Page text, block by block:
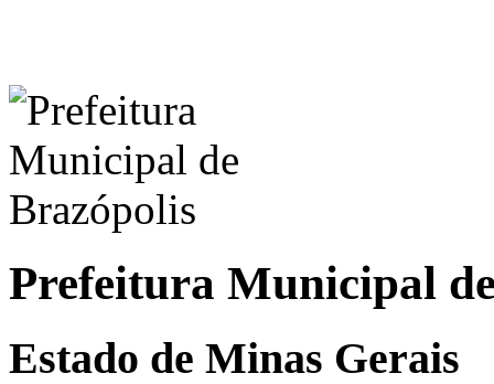
Prefeitura Municipal
Estado de Minas Gerais